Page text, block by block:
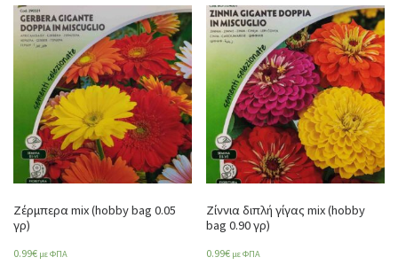
Ζέρμπερα mix (hobby bag 0.05
γρ)
0.99€ με ΦΠΑ
Ζίννια διπλή γίγας mix (hobby
bag 0.90 γρ)
0.99€ με ΦΠΑ